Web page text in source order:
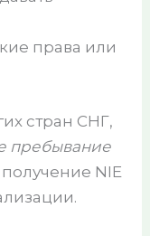
права или
стран СНГ,
пребывание
NIE